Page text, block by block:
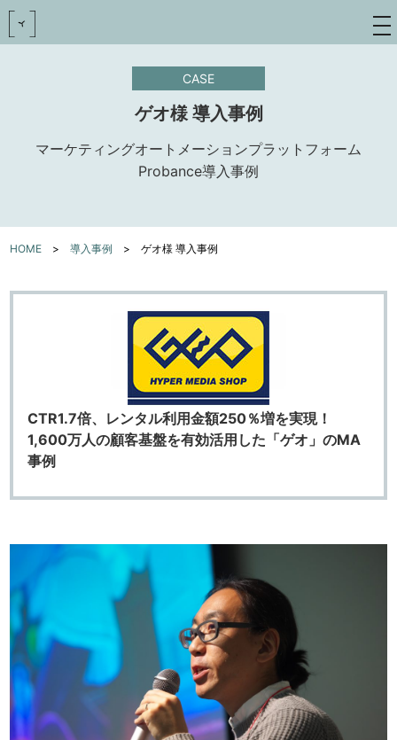
toggle
CASE
ゲオ様 導入事例
マーケティングオートメーションプラットフォーム
Probance導入事例
HOME >導入事例 >ゲオ様 導入事例
CTR1.7倍、レンタル利用金額250％増を実現！
1,600万人の顧客基盤を有効活用した「ゲオ」のMA
事例